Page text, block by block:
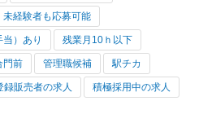
未経験者も応募可能
）あり 残業月10ｈ以下
門前 管理職候補 駅チカ
録販売者の求人 積極採用中の求人